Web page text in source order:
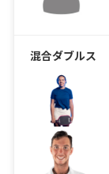
混合ダブルス